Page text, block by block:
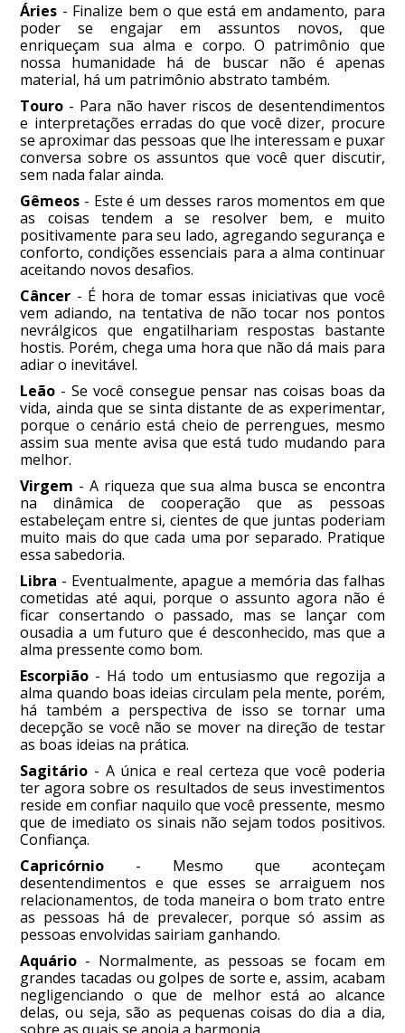
Áries - Finalize bem o que está em andamento, para
poder se engajar em assuntos novos, que
enriqueçam sua alma e corpo. O patrimônio que
nossa humanidade há de buscar não é apenas
material, há um patrimônio abstrato também.
Touro - Para não haver riscos de desentendimentos
e interpretações erradas do que você dizer, procure
se aproximar das pessoas que lhe interessam e puxar
conversa sobre os assuntos que você quer discutir,
sem nada falar ainda.
Gêmeos - Este é um desses raros momentos em que
as coisas tendem a se resolver bem, e muito
positivamente para seu lado, agregando segurança e
conforto, condições essenciais para a alma continuar
aceitando novos desafios.
Câncer - É hora de tomar essas iniciativas que você
vem adiando, na tentativa de não tocar nos pontos
nevrálgicos que engatilhariam respostas bastante
hostis. Porém, chega uma hora que não dá mais para
adiar o inevitável.
Leão - Se você consegue pensar nas coisas boas da
vida, ainda que se sinta distante de as experimentar,
porque o cenário está cheio de perrengues, mesmo
assim sua mente avisa que está tudo mudando para
melhor.
Virgem - A riqueza que sua alma busca se encontra
na dinâmica de cooperação que as pessoas
estabeleçam entre si, cientes de que juntas poderiam
muito mais do que cada uma por separado. Pratique
essa sabedoria.
Libra - Eventualmente, apague a memória das falhas
cometidas até aqui, porque o assunto agora não é
ficar consertando o passado, mas se lançar com
ousadia a um futuro que é desconhecido, mas que a
alma pressente como bom.
Escorpião - Há todo um entusiasmo que regozija a
alma quando boas ideias circulam pela mente, porém,
há também a perspectiva de isso se tornar uma
decepção se você não se mover na direção de testar
as boas ideias na prática.
Sagitário - A única e real certeza que você poderia
ter agora sobre os resultados de seus investimentos
reside em confiar naquilo que você pressente, mesmo
que de imediato os sinais não sejam todos positivos.
Confiança.
Capricórnio - Mesmo que aconteçam
desentendimentos e que esses se arraiguem nos
relacionamentos, de toda maneira o bom trato entre
as pessoas há de prevalecer, porque só assim as
pessoas envolvidas sairiam ganhando.
Aquário - Normalmente, as pessoas se focam em
grandes tacadas ou golpes de sorte e, assim, acabam
negligenciando o que de melhor está ao alcance
delas, ou seja, são as pequenas coisas do dia a dia,